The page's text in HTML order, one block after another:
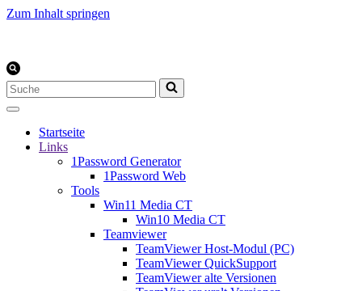
Zum Inhalt springen
Suchen
nach …
Startseite
Links
1Password Generator
1Password Web
Tools
Win11 Media CT
Win10 Media CT
Teamviewer
TeamViewer Host-Modul (PC)
TeamViewer QuickSupport
TeamViewer alte Versionen